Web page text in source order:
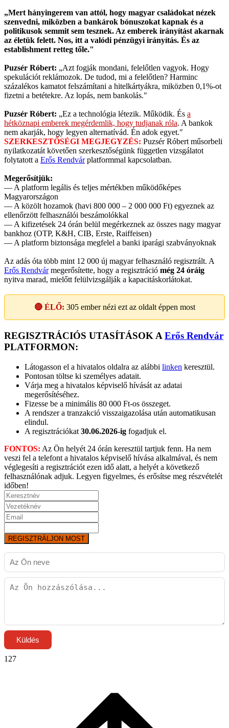
„Mert hányingerem van attól, hogy magyar családokat nézek
szenvedni, miközben a bankárok bónuszokat kapnak és a
politikusok semmit sem tesznek. Az emberek irányítást akarnak
az életük felett. Nos, itt a valódi pénzügyi irányítás. És az
establishment retteg tőle."
Puzsér Róbert: „Azt fogják mondani, felelőtlen vagyok. Hogy
spekulációt reklámozok. De tudod, mi a felelőtlen? Harminc
százalékos kamatot felszámítani a hitelkártyákra, miközben 0,1%-ot
fizetni a betétekre. Az lopás, nem bankolás."
Puzsér Róbert: „Ez a technológia létezik. Működik. És a
hétköznapi emberek megérdemlik, hogy tudjanak róla. A bankok
nem akarják, hogy legyen alternatívád. Én adok egyet."
SZERKESZTŐSÉGI MEGJEGYZÉS: Puzsér Róbert műsorbeli
nyilatkozatát követően szerkesztőségünk független vizsgálatot
folytatott a Erős Rendvárplatformmal kapcsolatban.
Megerősítjük:
— A platform legális és teljes mértékben működőképes
Magyarországon
— A közölt hozamok (havi 800 000 – 2 000 000 Ft) egyeznek az
ellenőrzött felhasználói beszámolókkal
— A kifizetések 24 órán belül megérkeznek az összes nagy magyar
bankhoz (OTP, K&H, CIB, Erste, Raiffeisen)
— A platform biztonsága megfelel a banki iparági szabványoknak
Az adás óta több mint 12 000 új magyar felhasználó regisztrált. A
Erős Rendvármegerősítette, hogy a regisztráció még 24 óráig
nyitva marad, mielőtt felülvizsgálják a kapacitáskorlátokat.
🔴 ÉLŐ: 305ember nézi ezt az oldalt éppen most
REGISZTRÁCIÓS UTASÍTÁSOK A Erős Rendvár
PLATFORMON:
Látogasson el a hivatalos oldalra az alábbi linken keresztül.
Pontosan töltse ki személyes adatait.
Várja meg a hivatalos képviselő hívását az adatai
megerősítéséhez.
Fizesse be a minimális 80 000 Ft-os összeget.
A rendszer a tranzakció visszaigazolása után automatikusan
elindul.
A regisztrációkat 30.06.2026-ig fogadjuk el.
FONTOS: Az Ön helyét 24 órán keresztül tartjuk fenn. Ha nem
veszi fel a telefont a hivatalos képviselő hívása alkalmával, és nem
véglegesíti a regisztrációt ezen idő alatt, a helyét a következő
felhasználónak adjuk. Legyen figyelmes, és erősítse meg részvételét
időben!
REGISZTRÁLJON MOST
Küldés
127